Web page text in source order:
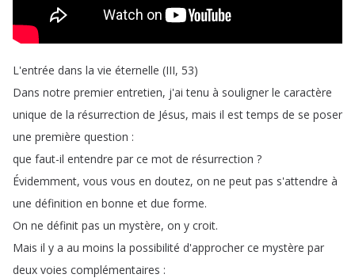
L'entrée dans la vie éternelle (III, 53)
Dans notre premier entretien, j'ai tenu à souligner le caractère
unique de la résurrection de Jésus, mais il est temps de se poser
une première question :
que faut-il entendre par ce mot de résurrection ?
Évidemment, vous vous en doutez, on ne peut pas s'attendre à
une définition en bonne et due forme.
On ne définit pas un mystère, on y croit.
Mais il y a au moins la possibilité d'approcher ce mystère par
deux voies complémentaires :